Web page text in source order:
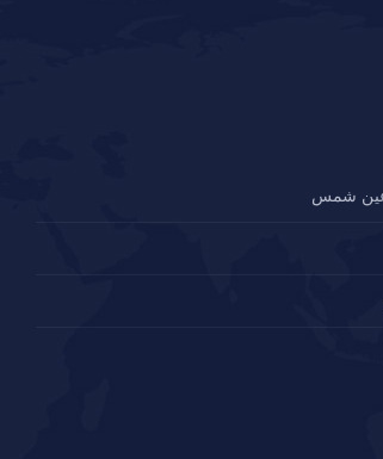
عين شمس